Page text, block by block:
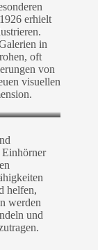
erhielt
in
oft
von
visuellen
Einhörner
helfen,
werden
und